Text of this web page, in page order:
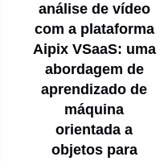
análise de vídeo
com a plataforma
Aipix VSaaS: uma
abordagem de
aprendizado de
máquina
orientada a
objetos para